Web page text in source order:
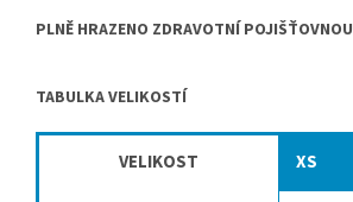
PLNĚ HRAZENO ZDRAVOTNÍ POJIŠŤOVNOU
TABULKA VELIKOSTÍ
VELIKOST XS